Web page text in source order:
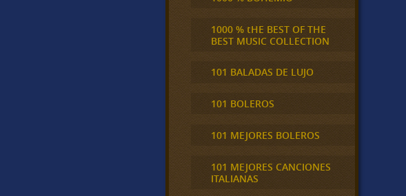
1000 % tHE BEST OF THE
BEST MUSIC COLLECTION
101 BALADAS DE LUJO
101 BOLEROS
101 MEJORES BOLEROS
101 MEJORES CANCIONES
ITALIANAS